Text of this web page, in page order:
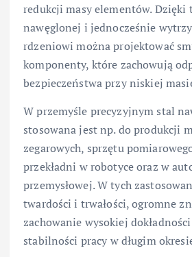
redukcji masy elementów. Dzięki
nawęglonej i jednocześnie
rdzeniowi można projektować
komponenty, które zachowują
bezpieczeństwa przy niskiej
W przemyśle precyzyjnym stal
stosowana jest np. do produkcji
zegarowych, sprzętu
przekładni w robotyce oraz w
przemysłowej. W tych
twardości i trwałości, ogromne
zachowanie wysokiej
stabilności pracy w długim